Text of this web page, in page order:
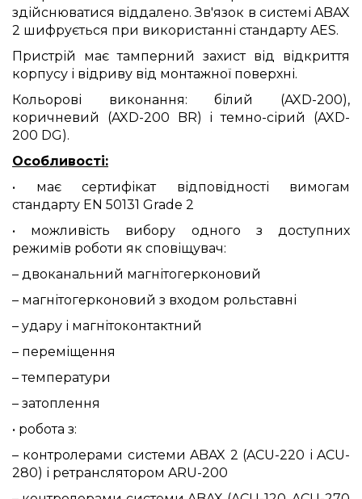
здійснюватися віддалено. Зв'язок в системі ABAX
2 шифрується при використанні стандарту AES.
Пристрій має тамперний захист від відкриття
корпусу і відриву від монтажної поверхні.
Кольорові виконання: білий (AXD-200),
коричневий (AXD-200 BR) і темно-сірий (AXD-
200 DG).
Особливості:
• має сертифікат відповідності вимогам
стандарту EN 50131 Grade 2
• можливість вибору одного з доступних
режимів роботи як сповіщувач:
– двоканальний магнітогерконовий
– магнітогерконовий з входом рольставні
– удару і магнітоконтактний
– переміщення
–температури
– затоплення
• робота з:
– контролерами системи ABAX 2 (ACU-220 і ACU-
280) і ретранслятором ARU-200